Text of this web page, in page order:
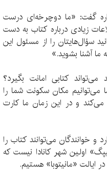
باره گفت: «ما دوچرخه‌ای درست
زیادی درباره کتاب به دست
سؤال‌هایتان را از مسئول این
ما آشنا بشوید.»
کتابی امانت بگیرد؟
می‌توانیم مکان سکونت شما را
می‌کند و در این زمان ما کارت
خوانندگان می‌توانند کتاب را
اولین شهر کانادا نیست که
ایالت «مانیتوبا» هستیم.